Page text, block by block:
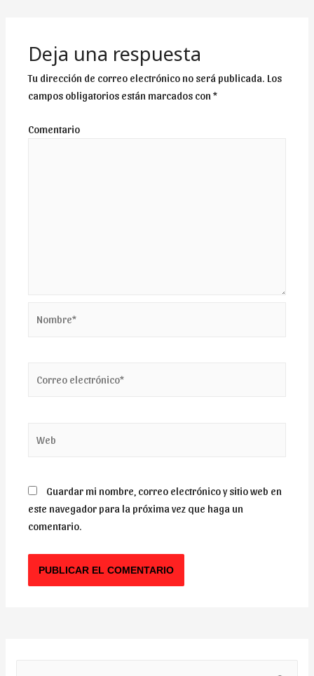
Deja una respuesta
Tu dirección de correo electrónico no será publicada. Los
campos obligatorios están marcados con*
Comentario
electrónico*
Guardar mi nombre, correo electrónico y sitio web en
este navegador para la próxima vez que haga un
comentario.